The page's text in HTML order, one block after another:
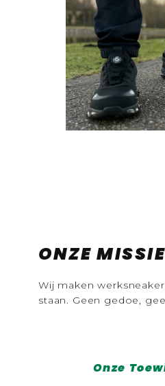
ONZE MISSIE
Wij maken
staan. Geen gedoe,
Onze